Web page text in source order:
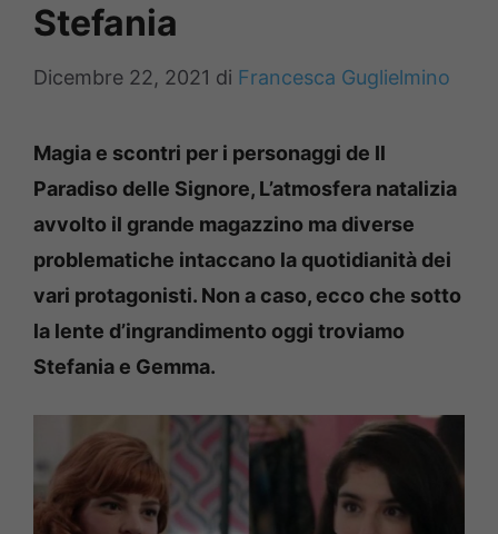
Stefania
Dicembre 22, 2021 di Francesca Guglielmino
Magia e scontri per i personaggi de Il
Paradiso delle Signore, L’atmosfera natalizia
avvolto il grande magazzino ma diverse
problematiche intaccano la quotidianità dei
vari protagonisti. Non a caso, ecco che sotto
la lente d’ingrandimento oggi troviamo
Stefania e Gemma.